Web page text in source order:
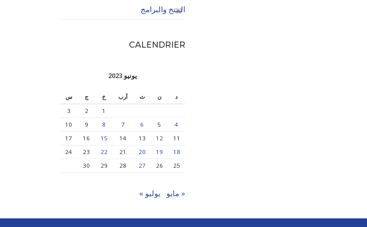
المنح والبرامج
32
CALENDRIER
يونيو 2023
د ن ث أرب خ ج
س
1
2
3
4
5
6
7
8
9
10
11
12
13
14
15
16
17
18
19
20
21
22
23
24
25
26
27
28
29
30
« مايو يوليو »